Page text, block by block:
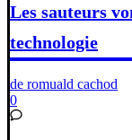
Les sauteurs
technologie
de romuald cachod
0